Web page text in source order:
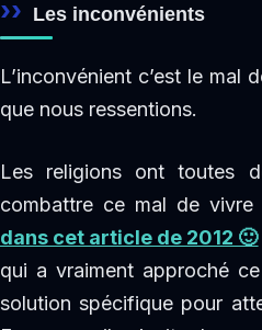
Les inconvénients
L’inconvénient c’est le mal
que nous ressentions.
Les religions ont toutes
combattre ce mal de
dans cet article de 2012 🙂
qui a vraiment approché
solution spécifique pour